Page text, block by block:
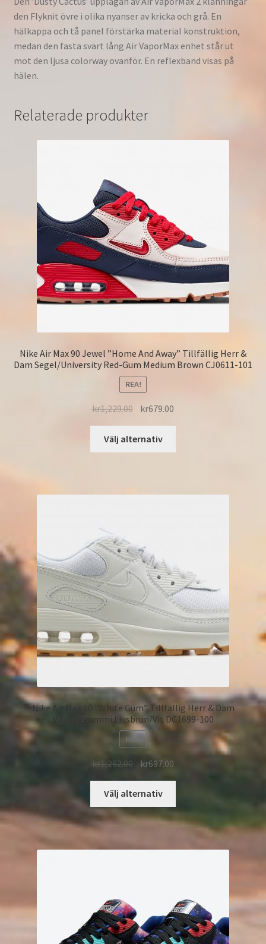
den Flyknit övre i olika nyanser av kricka och grå. En
hälkappa och tå panel förstärka material konstruktion,
medan den fasta svart lång Air VaporMax enhet står ut
mot den ljusa colorway ovanför. En reflexband visas på
hälen.
Relaterade produkter
Nike Air Max 90 Jewel ”Home And Away” Tillfällig Herr &
Dam Segel/University Red-Gum Medium Brown CJ0611-101
REA!
kr1,229.00 kr679.00
Välj alternativ
Nike Air Max 90 ”White Gum” Tillfällig Herr & Dam
Vit/Tuggummi Ljusbrun/Vit DC1699-100
REA!
kr1,262.00 kr697.00
Välj alternativ